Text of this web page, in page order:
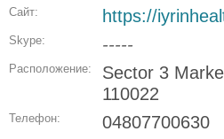
Сайт: https://
Skype: -----
Расположение:
Sector 3
110022
Телефон: 04807700630